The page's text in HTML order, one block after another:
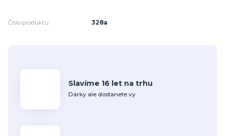
Číslo produktu: 328a
Slavíme 16 let na trhu
Dárky ale dostanete vy